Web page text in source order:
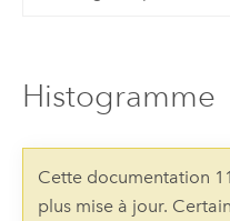
Histogramme
Cette documentation
plus mise à jour.